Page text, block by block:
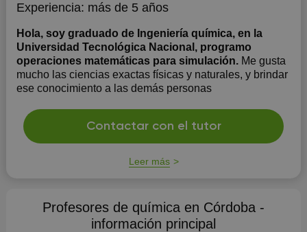
Experiencia: más de 5 años
Hola, soy graduado de Ingeniería química, en la
Universidad Tecnológica Nacional, programo
operaciones matemáticas para simulación. Me gusta
mucho las ciencias exactas físicas y naturales, y brindar
ese conocimiento a las demás personas
Contactar con el tutor
Leer más
Profesores de química en Córdoba -
información principal